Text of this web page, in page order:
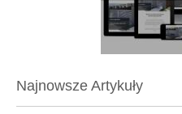
Najnowsze Artykuły